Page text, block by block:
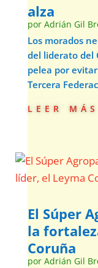
alza
por Adrián Gil
Los morados
del liderato del
pelea por
Tercera
leer más
El Súper
la
Coruña
por Adrián Gil